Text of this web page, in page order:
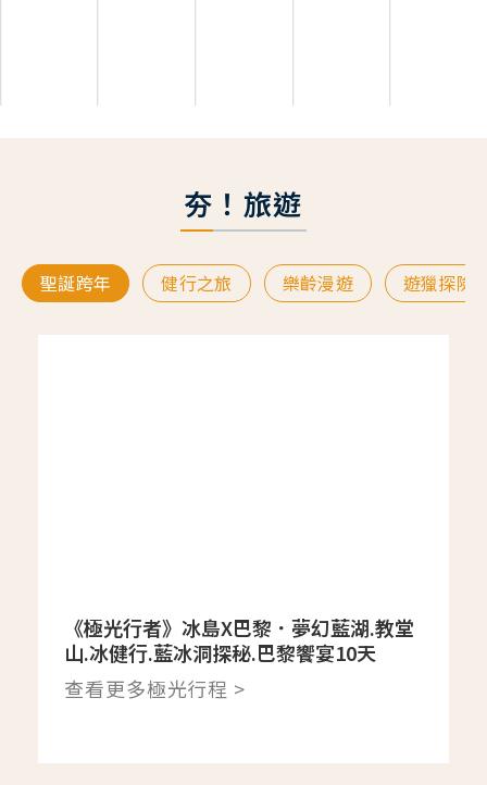
夯！旅遊
聖誕跨年 健行之旅 樂齡漫遊 遊獵探險
《極光行者》冰島X巴黎．夢幻藍湖.教堂
山.冰健行.藍冰洞探秘.巴黎饗宴10天
查看更多極光行程 >